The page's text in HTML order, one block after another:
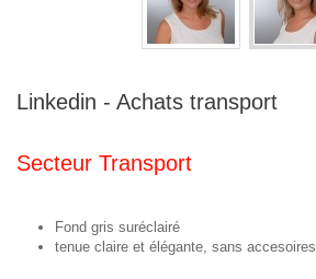
Linkedin - Achats transport
Secteur Transport
Fond gris suréclairé
tenue claire et élégante, sans accesoires